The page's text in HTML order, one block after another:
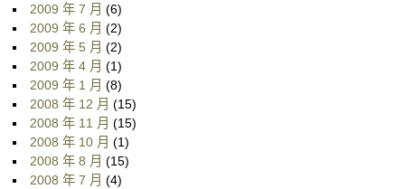
2009 年 7 月 (6)
2009 年 6 月 (2)
2009 年 5 月 (2)
2009 年 4 月 (1)
2009 年 1 月 (8)
2008 年 12 月 (15)
2008 年 11 月 (15)
2008 年 10 月 (1)
2008 年 8 月 (15)
2008 年 7 月 (4)